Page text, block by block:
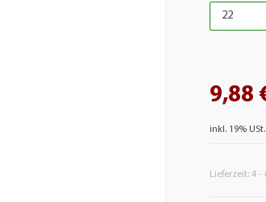
9,88
inkl. 19%
Lieferzeit: 4 -